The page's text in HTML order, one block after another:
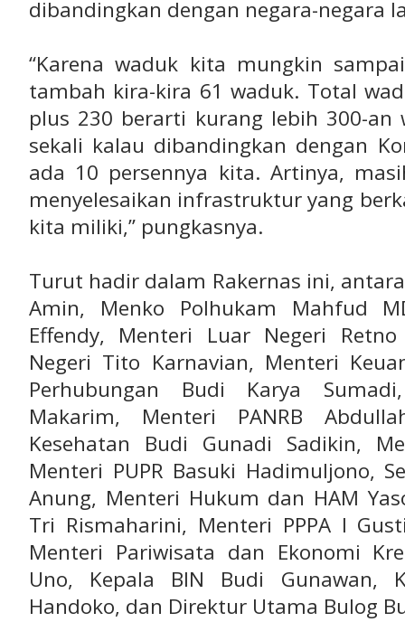
dibandingkan dengan negara-negara
“Karena waduk kita mungkin
tambah kira-kira 61 waduk. Total
plus 230 berarti kurang lebih 300-an
sekali kalau dibandingkan dengan
ada 10 persennya kita. Artinya,
menyelesaikan infrastruktur yang
kita miliki,” pungkasnya.
Turut hadir dalam Rakernas ini,
Amin, Menko Polhukam Mahfud
Effendy, Menteri Luar Negeri
Negeri Tito Karnavian, Menteri
Perhubungan Budi Karya
Makarim, Menteri PANRB
Kesehatan Budi Gunadi Sadikin,
Menteri PUPR Basuki Hadimuljono,
Anung, Menteri Hukum dan HAM
Tri Rismaharini, Menteri PPPA I
Menteri Pariwisata dan Ekonomi
Uno, Kepala BIN Budi Gunawan,
Handoko, dan Direktur Utama Bulog